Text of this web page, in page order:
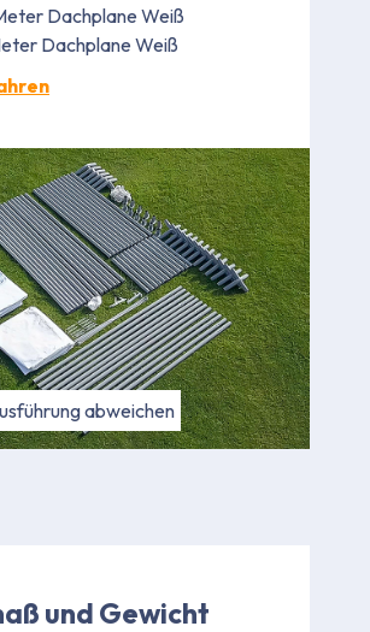
Dachplane Weiß
Dachplane Weiß
abweichen
und Gewicht